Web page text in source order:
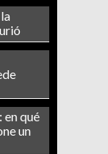
qué
un